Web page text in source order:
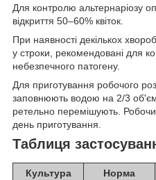
Для контролю альтернаріозу
відкриття 50–60% квіток.
При наявності декількох
у строки, рекомендовані для
небезпечного патогену.
Для приготування робочого
заповнюють водою на 2/3
ретельно перемішують.
день приготування.
Таблиця
Культура
Норма